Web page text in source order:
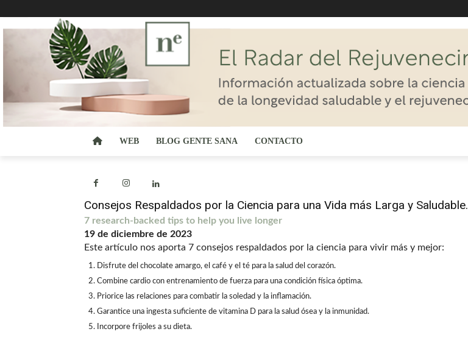
WEB BLOG GENTE SANA CONTACTO
Consejos Respaldados por la Ciencia para una Vida más Larga y Saludable.
7 research-backed tips to help you live longer
19 de diciembre de 2023
Este artículo nos aporta 7 consejos respaldados por la ciencia para vivir más y mejor:
Disfrute del chocolate amargo, el café y el té para la salud del corazón.
Combine cardio con entrenamiento de fuerza para una condición física óptima.
Priorice las relaciones para combatir la soledad y la inflamación.
Garantice una ingesta suficiente de vitamina D para la salud ósea y la inmunidad.
Incorpore frijoles a su dieta.